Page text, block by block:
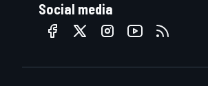
ENDURANCE/GT
Social media